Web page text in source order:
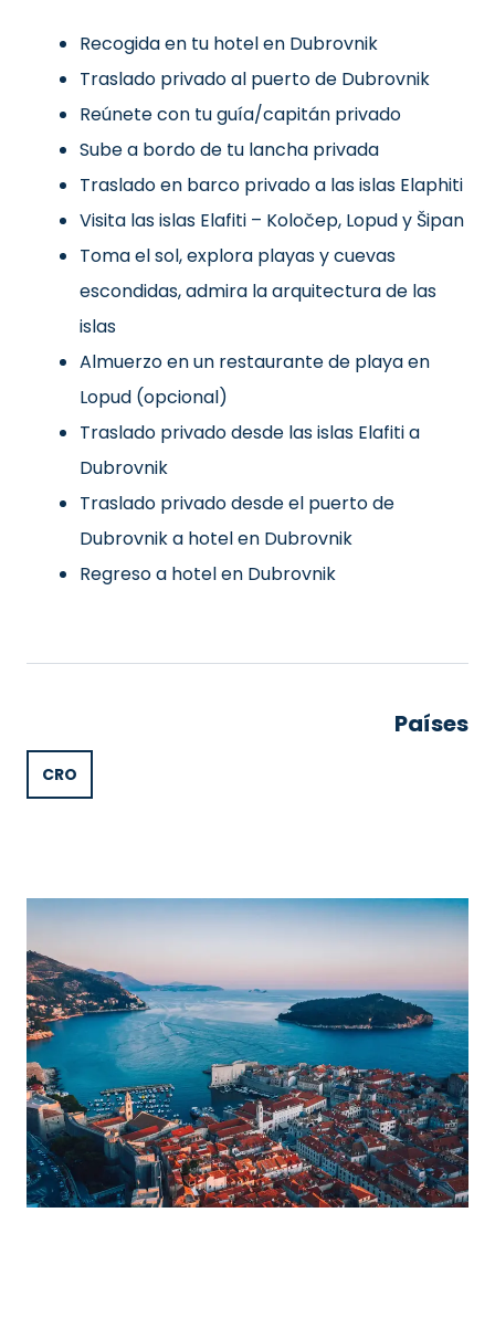
Recogida en tu hotel en Dubrovnik
Traslado privado al puerto de Dubrovnik
Reúnete con tu guía/capitán privado
Sube a bordo de tu lancha privada
Traslado en barco privado a las islas Elaphiti
Visita las islas Elafiti – Koločep, Lopud y Šipan
Toma el sol, explora playas y cuevas
escondidas, admira la arquitectura de las
islas
Almuerzo en un restaurante de playa en
Lopud (opcional)
Traslado privado desde las islas Elafiti a
Dubrovnik
Traslado privado desde el puerto de
Dubrovnik a hotel en Dubrovnik
Regreso a hotel en Dubrovnik
Países
CRO